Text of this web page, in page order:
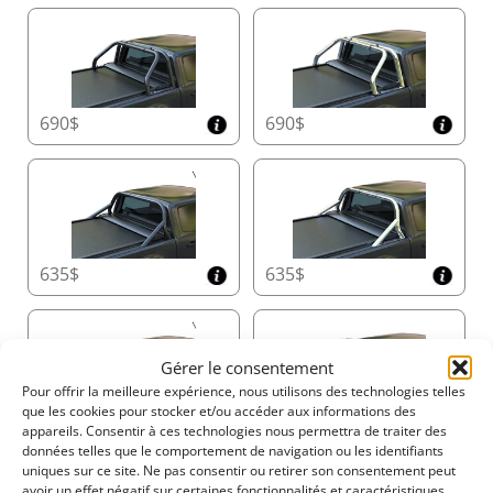
Gérer le consentement
Pour offrir la meilleure expérience, nous utilisons des technologies telles
que les cookies pour stocker et/ou accéder aux informations des
appareils. Consentir à ces technologies nous permettra de traiter des
données telles que le comportement de navigation ou les identifiants
uniques sur ce site. Ne pas consentir ou retirer son consentement peut
Ce design innovant optimise à la fois la longueur et la
hauteur, augmentant l’espace de stockage sans
compromettre la durabilité.
Couvercle de Caisson avec Accès Facile
Réalisez facilement l’entretien grâce au couvercle de
caisson spécialement conçu, offrant un accès rapide et
sans effort au Tessera Roll+, garantissant un
fonctionnement fluide et une longévité accrue.
Rails Latéraux de Précision Fabriqués à la Main
Fabriqués avec des rails latéraux de 5 mm d’épaisseur,
les intempéries et un support structurel robuste. Son
design permet une intégration facile avec des arceaux
de sécurité et des rampes pour une fonctionnalité
améliorée.
690$ 690$
635$ 635$
870$ 870$